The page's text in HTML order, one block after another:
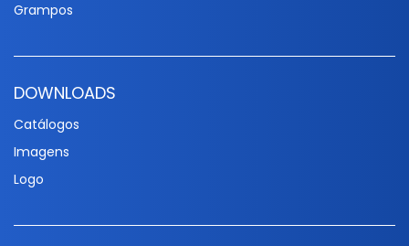
Grampos
DOWNLOADS
Catálogos
Imagens
Logo